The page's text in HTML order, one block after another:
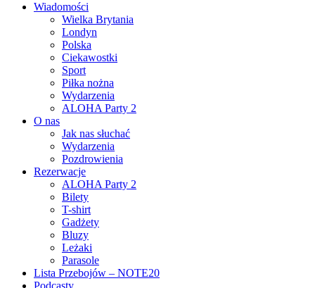
Wiadomości
Wielka Brytania
Londyn
Polska
Ciekawostki
Sport
Piłka nożna
Wydarzenia
ALOHA Party 2
O nas
Jak nas słuchać
Wydarzenia
Pozdrowienia
Rezerwacje
ALOHA Party 2
Bilety
T-shirt
Gadżety
Bluzy
Leżaki
Parasole
Lista Przebojów – NOTE20